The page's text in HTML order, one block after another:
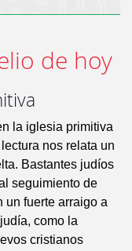
de hoy
la iglesia primitiva
nos relata un
Bastantes judíos
seguimiento de
un fuerte arraigo a
como la
cristianos